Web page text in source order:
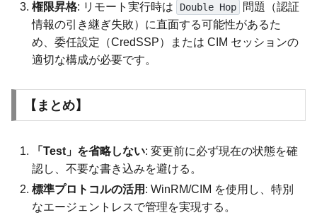
権限昇格: リモート実行時は Double Hop
問題（認証
情報の引き継ぎ失敗）に直面する可能性があるた
め、委任設定（CredSSP）または CIM セッションの
適切な構成が必要です。
【まとめ】
「Test」を省略しない: 変更前に必ず現在の状態を確
認し、不要な書き込みを避ける。
標準プロトコルの活用 : WinRM/CIM を使用し、特別
なエージェントレスで管理を実現する。